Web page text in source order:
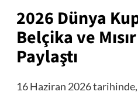
2026 Dünya
Belçika ve
Paylaştı
16 Haziran 2026